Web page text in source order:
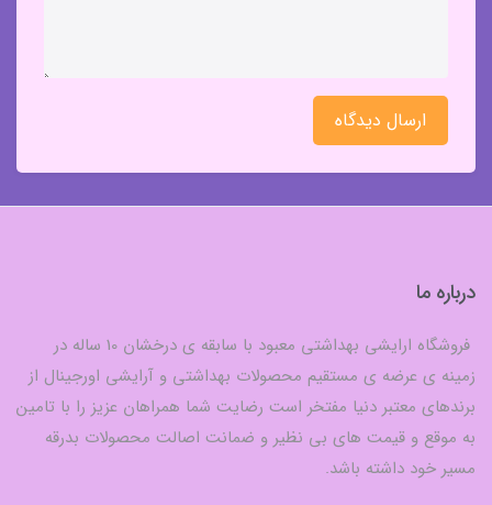
ارسال دیدگاه
درباره ما
فروشگاه ارایشی بهداشتی معبود با سابقه ی درخشان 10 ساله در
زمینه ی عرضه ی مستقیم محصولات بهداشتی و آرایشی اورجینال از
برندهای معتبر دنیا مفتخر است رضایت شما همراهان عزیز را با تامین
به موقع و قیمت های بی نظیر و ضمانت اصالت محصولات بدرقه
مسیر خود داشته باشد.